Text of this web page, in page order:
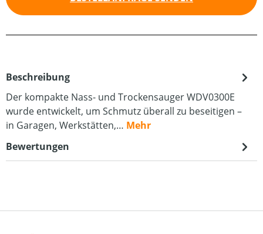
Beschreibung
Der kompakte Nass- und Trockensauger WDV0300E
wurde entwickelt, um Schmutz überall zu beseitigen –
in Garagen, Werkstätten,… Mehr
Bewertungen